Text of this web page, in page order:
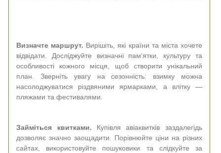
Визначте маршрут. Вирішіть, які країни та міста хочете
відвідати. Досліджуйте визначні пам'ятки, культуру та
особливості кожного місця, щоб створити унікальний
план. Зверніть увагу на сезонність: взимку можна
насолоджуватися різдвяними ярмарками, а влітку —
пляжами та фестивалями.
Займіться квитками. Купівля авіаквитків заздалегідь
дозволяє значно заощадити. Порівнюйте ціни на різних
сайтах, використовуйте пошуковики та слідкуйте за